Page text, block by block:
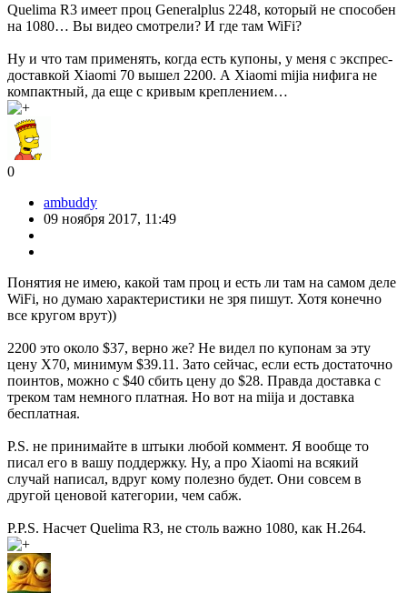
Quelima R3 имеет проц Generalplus 2248, который не способен
на 1080… Вы видео смотрели? И где там WiFi?
Ну и что там применять, когда есть купоны, у меня с экспрес-
доставкой Xiaomi 70 вышел 2200. А Xiaomi mijia нифига не
компактный, да еще с кривым креплением…
0
ambuddy
09 ноября 2017, 11:49
Понятия не имею, какой там проц и есть ли там на самом деле
WiFi, но думаю характеристики не зря пишут. Хотя конечно
все кругом врут))
2200 это около $37, верно же? Не видел по купонам за эту
цену X70, минимум $39.11. Зато сейчас, если есть достаточно
поинтов, можно с $40 сбить цену до $28. Правда доставка с
треком там немного платная. Но вот на miija и доставка
бесплатная.
P.S. не принимайте в штыки любой коммент. Я вообще то
писал его в вашу поддержку. Ну, а про Xiaomi на всякий
случай написал, вдруг кому полезно будет. Они совсем в
другой ценовой категории, чем сабж.
P.P.S. Насчет Quelima R3, не столь важно 1080, как H.264.